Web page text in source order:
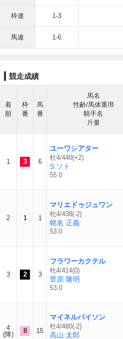
枠連 1-3
馬連 1-6
競走成績
着
順
枠
番
馬
番
馬名
性齢/馬体重/B
騎手名
斤量
1 3 6
ユーワシアター
牡4/440(+2)
S.ソト
55.0
2 1 1
マリエドゥジュワン
牝4/438(-2)
蛯名 正義
53.0
3 2 3
フラワーカクテル
牝4/414(0)
菅原 隆明
53.0
4
(降)
8 15
マイネルバイソン
牡4/480(-2)
高山 太郎